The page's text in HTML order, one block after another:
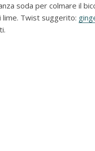
soda per colmare il
lime. Twist suggerito: